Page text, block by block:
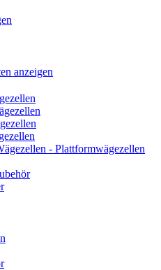
anzeigen
- Plattformwägezellen